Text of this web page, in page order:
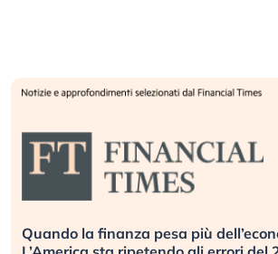
Quando la finanza pesa più